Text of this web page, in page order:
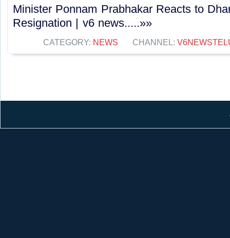
Minister Ponnam Prabhakar Reacts to
Resignation | v6 news.....»»
CATEGORY: NEWS CHANNEL: